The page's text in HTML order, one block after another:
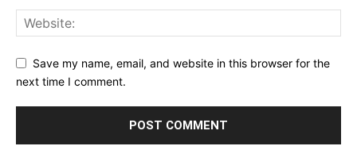
Save my name, email, and website in this browser for the
next time I comment.